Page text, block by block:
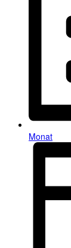
Monat